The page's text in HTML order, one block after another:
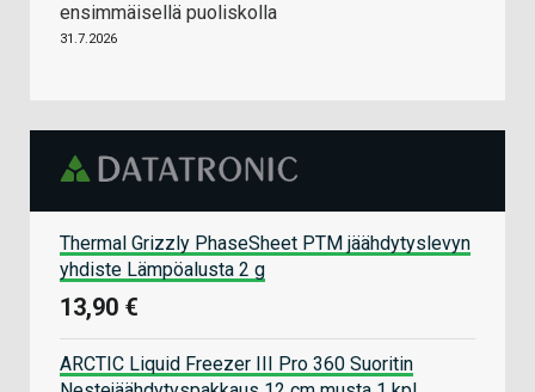
ensimmäisellä puoliskolla
31.7.2026
Thermal Grizzly PhaseSheet PTM jäähdytyslevyn
yhdiste Lämpöalusta 2 g
13,90 €
ARCTIC Liquid Freezer III Pro 360 Suoritin